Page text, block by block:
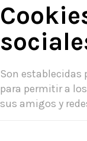
Son establecidas
para permitir a
sus amigos y